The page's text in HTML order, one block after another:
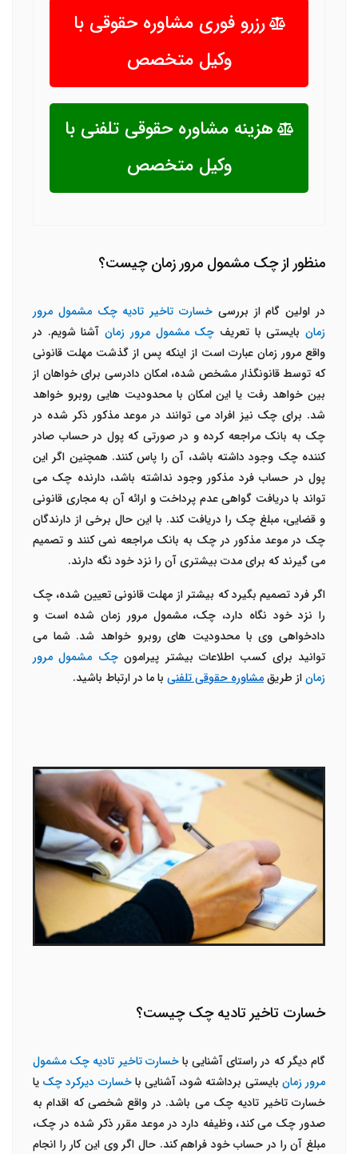
رزرو فوری مشاوره حقوقی با
وکیل متخصص
هزینه مشاوره حقوقی تلفنی با
وکیل متخصص
منظور از چک مشمول مرور زمان چیست؟
در اولین گام از بررسی خسارت تاخیر تادیه چک مشمول مرور
زمانبایستی با تعریف چک مشمول مرور زمان آشنا شویم. در
واقع مرور زمان عبارت است از اینکه پس از گذشت مهلت قانونی
که توسط قانونگذار مشخص شده، امکان دادرسی برای خواهان از
بین خواهد رفت یا این امکان با محدودیت هایی روبرو خواهد
شد. برای چک نیز افراد می توانند در موعد مذکور ذکر شده در
چک به بانک مراجعه کرده و در صورتی که پول در حساب صادر
کننده چک وجود داشته باشد، آن را پاس کنند. همچنین اگر این
پول در حساب فرد مذکور وجود نداشته باشد، دارنده چک می
تواند با دریافت گواهی عدم پرداخت و ارائه آن به مجاری قانونی
و قضایی، مبلغ چک را دریافت کند. با این حال برخی از دارندگان
چک در موعد مذکور در چک به بانک مراجعه نمی کنند و تصمیم
می گیرند که برای مدت بیشتری آن را نزد خود نگه دارند.
اگر فرد تصمیم بگیرد که بیشتر از مهلت قانونی تعیین شده، چک
را نزد خود نگاه دارد، چک، مشمول مرور زمان شده است و
دادخواهی وی با محدودیت های روبرو خواهد شد. شما می
توانید برای کسب اطلاعات بیشتر پیرامونچک مشمول مرور
زماناز طریقمشاوره حقوقی تلفنی با ما در ارتباط باشید.
خسارت تاخیر تادیه چک چیست؟
گام دیگر که در راستای آشنایی باخسارت تاخیر تادیه چک مشمول
مرور زمان بایستی برداشته شود، آشنایی باخسارت دیرکرد چک یا
خسارت تاخیر تادیه چک می باشد. در واقع شخصی که اقدام به
صدور چک می کند، وظیفه دارد در موعد مقرر ذکر شده در چک،
مبلغ آن را در حساب خود فراهم کند. حال اگر وی این کار را انجام